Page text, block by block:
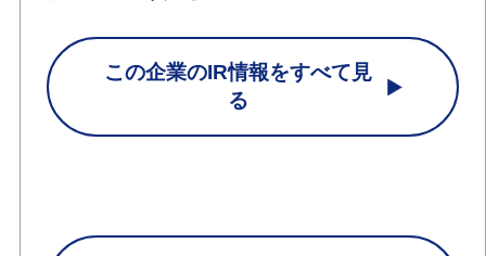
この企業のIR情報をすべて見
る